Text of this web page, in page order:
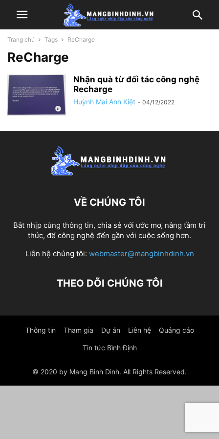
Trang chủ Tags ReCharge
ReCharge
Nhận quà từ đối tác công nghệ
Recharge
Huỳnh Mai Anh Kiệt - 04/12/2022
VỀ CHÚNG TÔI
Bắt nhịp cùng thông tin, chia sẻ với ước mơ, nâng tầm tri
thức, để công nghệ đến gần với cuộc sống hơn.
Liên hệ chúng tôi: webmaster@mangbinhdinh.vn
THEO DÕI CHÚNG TÔI
Thông tin Tham gia Dự án Liên hệ Quảng cáo
Tin tức Bình Định
© 2020 by Mang Binh Dinh. All Rights Reserved.